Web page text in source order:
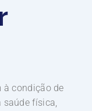
à condição de
saúde física,